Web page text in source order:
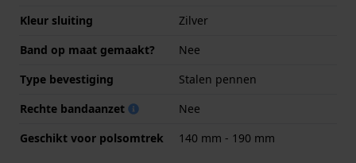
Kleur sluiting
Zilver
Band op maat gemaakt?
Nee
Type bevestiging
Stalen pennen
Rechte bandaanzet
Nee
Geschikt voor polsomtrek
140 mm - 190 mm